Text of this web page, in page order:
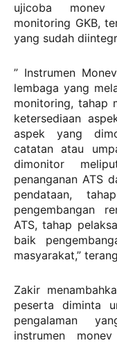
ujicoba monev
monitoring GKB,
yang sudah
” Instrumen
lembaga yang
monitoring, tahap
ketersediaan
aspek yang
catatan atau
dimonitor
penanganan ATS
pendataan,
pengembangan
ATS, tahap
baik
masyarakat,”
Zakir
peserta diminta
pengalaman
instrumen